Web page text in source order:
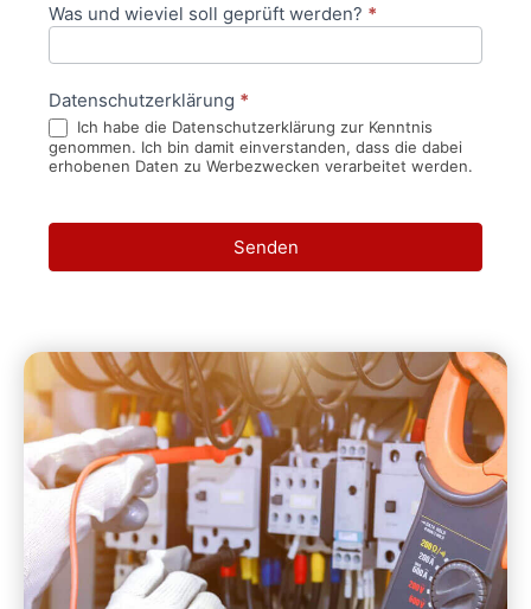
Was und wieviel soll geprüft werden? *
Datenschutzerklärung *
Ich habe die Datenschutzerklärung zur Kenntnis
genommen. Ich bin damit einverstanden, dass die dabei
erhobenen Daten zu Werbezwecken verarbeitet werden.
Senden